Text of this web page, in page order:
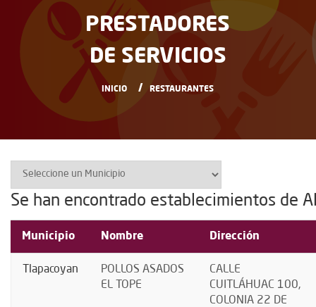
PRESTADORES
DE SERVICIOS
INICIO RESTAURANTES
Se han encontrado establecimientos de
Municipio Nombre Dirección
Tlapacoyan
POLLOS ASADOS
EL TOPE
CALLE
CUITLÁHUAC 100,
COLONIA 22 DE